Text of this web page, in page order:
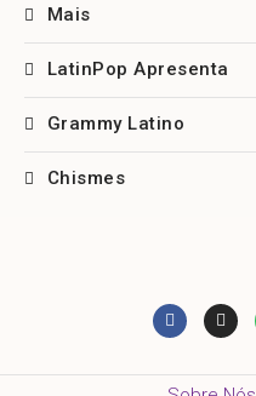
Mais
LatinPop Apresenta
Grammy Latino
Chismes